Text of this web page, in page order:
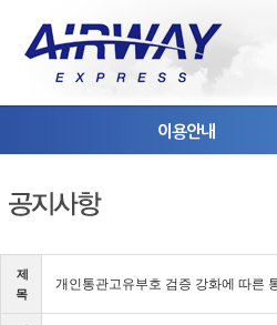
이용안내
제
목
개인통관고유부호검증강화에따른